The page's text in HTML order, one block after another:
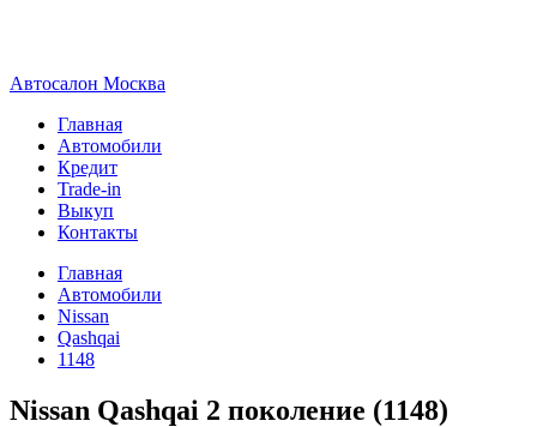
Автосалон Москва
Главная
Автомобили
Кредит
Trade-in
Выкуп
Контакты
Главная
Автомобили
Nissan
Qashqai
1148
Nissan Qashqai 2 поколение (1148)